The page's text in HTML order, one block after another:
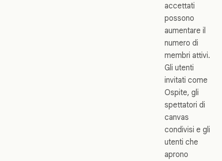
accettati
possono
aumentare il
numero di
membri attivi.
Gli utenti
invitati come
Ospite, gli
spettatori di
canvas
condivisi e gli
utenti che
aprono